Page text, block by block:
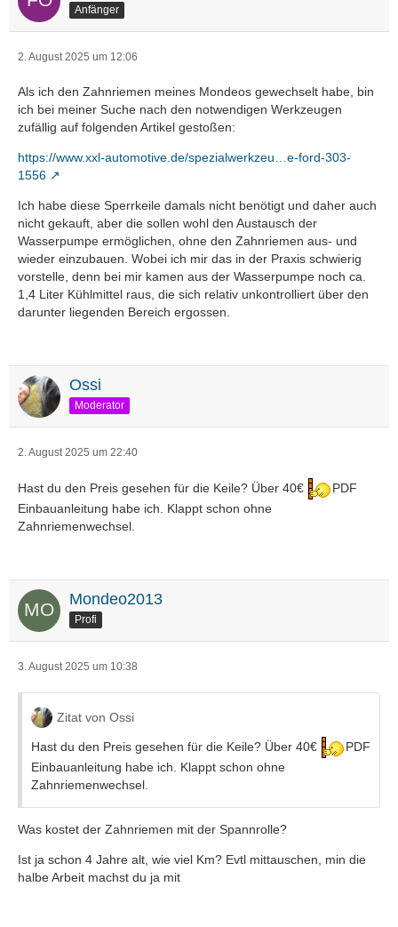
Anfänger
2. August 2025 um 12:06
Als ich den Zahnriemen meines Mondeos gewechselt habe, bin
ich bei meiner Suche nach den notwendigen Werkzeugen
zufällig auf folgenden Artikel gestoßen:
https://www.xxl-automotive.de/spezialwerkzeu…e-ford-303-
1556
Ich habe diese Sperrkeile damals nicht benötigt und daher auch
nicht gekauft, aber die sollen wohl den Austausch der
Wasserpumpe ermöglichen, ohne den Zahnriemen aus- und
wieder einzubauen. Wobei ich mir das in der Praxis schwierig
vorstelle, denn bei mir kamen aus der Wasserpumpe noch ca.
1,4 Liter Kühlmittel raus, die sich relativ unkontrolliert über den
darunter liegenden Bereich ergossen.
Ossi
Moderator
2. August 2025 um 22:40
Hast du den Preis gesehen für die Keile? Über 40€
PDF
Einbauanleitung habe ich. Klappt schon ohne
Zahnriemenwechsel.
Mondeo2013
Profi
3. August 2025 um 10:38
Zitat von Ossi
Hast du den Preis gesehen für die Keile? Über 40€
PDF
Einbauanleitung habe ich. Klappt schon ohne
Zahnriemenwechsel.
Was kostet der Zahnriemen mit der Spannrolle?
Ist ja schon 4 Jahre alt, wie viel Km? Evtl mittauschen, min die
halbe Arbeit machst du ja mit